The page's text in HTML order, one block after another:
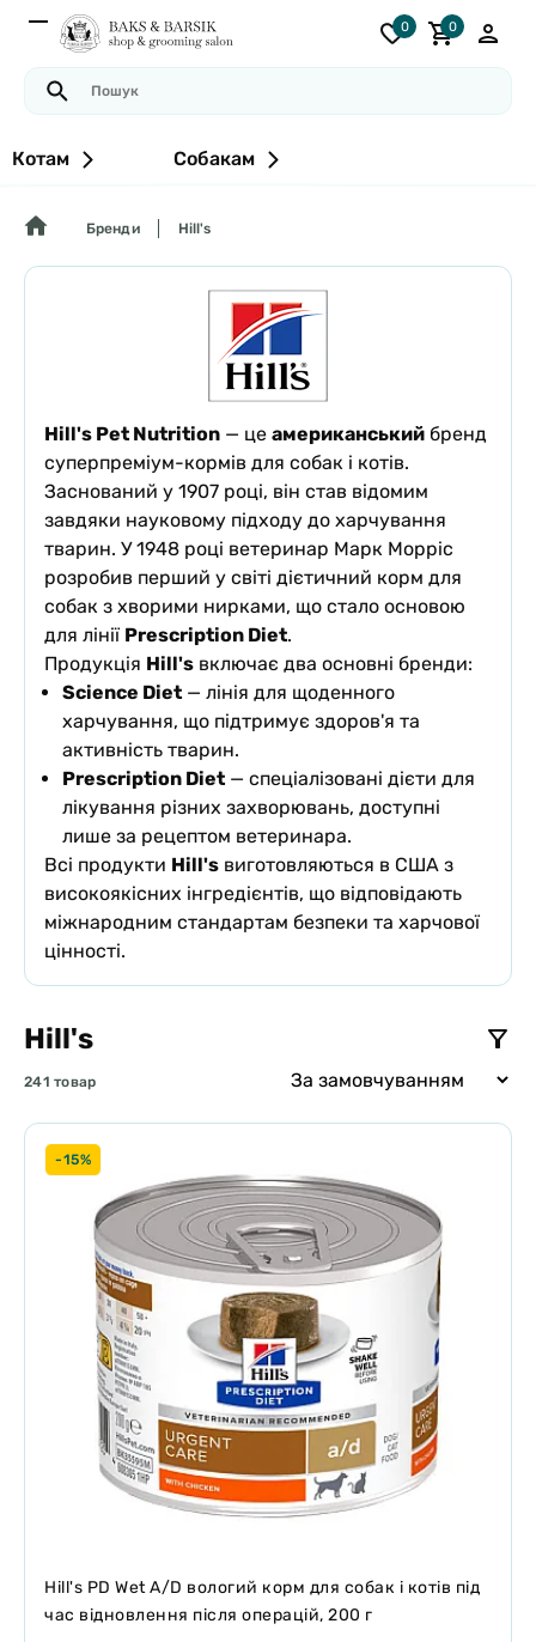
0 0
Котам Собакам
Бренди Hill's
Hill's Pet Nutrition — це американський бренд
суперпреміум-кормів для собак і котів.
Заснований у 1907 році, він став відомим
завдяки науковому підходу до харчування
тварин. У 1948 році ветеринар Марк Морріс
розробив перший у світі дієтичний корм для
собак з хворими нирками, що стало основою
для лінії Prescription Diet.
Продукція Hill's включає два основні бренди:
Science Diet — лінія для щоденного
харчування, що підтримує здоров'я та
активність тварин.
Prescription Diet — спеціалізовані дієти для
лікування різних захворювань, доступні
лише за рецептом ветеринара.
Всі продукти Hill's виготовляються в США з
високоякісних інгредієнтів, що відповідають
міжнародним стандартам безпеки та харчової
цінності.
Hill's
241 товар
-15%
Hill's PD Wet A/D вологий корм для собак і котів під
час відновлення після операцій, 200 г